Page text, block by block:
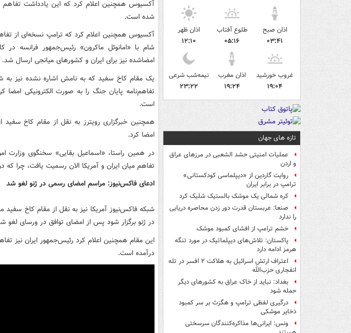
اذان صبح
۰۳:۴۱
طلوع آفتاب
۰۵:۱۶
اذان ظهر
۱۲:۱۰
غروب خورشید
۱۹:۰۴
اذان مغرب
۱۹:۲۴
نیمه‌شب شرعی
۲۳:۲۲
تازه های جهان
عملیات امنیتی حشد الشعبی در مرزهای عراق
و اردن
روایت گاردین از «دیپلماسی کودکستانی»
ترامپ در برابر ایران
کره شمالی یک موشک بالستیک شلیک کرد
صنعا: عربستان قدرت دور زدن محاصره دریایی
را ندارد
خشم ترامپ از افشای کمبود موشک
پاکستان: تلاش‌های دیپلماتیک در مورد تنگه
هرمز ادامه دارد
اعتراف ارتش اسرائیل به هلاکت ۲ افسر در تله
انفجاری حزب‌الله
بغداد: نباید از خاک عراق به کشورهای دیگر
حمله شود
درگیری لفظی ترامپ و هگزث بر سر کمبود
ذخایر موشکی
ونس: ایرانی‌ها مذاکره‌کنندگان سرسختی
آکسیوس همچنین اعلام کرد که این یادداشت تفاهم
شده است.
آکسیوس همچنین اعلام کرد که ترامپ نسخه‌ای از
شام با «امانوئل ماکرون» رئیس‌جمهور فرانسه در
امضاشده نیز برای ایران و کشورهای میانجی ارسال شد.
یک مقام کاخ سفید که به نامش اشاره نشده نیز به
تفاهم‌نامه پایان جنگ را به صورت الکترونیکی امضا
است.
همچنین خبرگزاری رویترز به نقل از مقام کاخ سفید
امضا کرد.
در همین راستا، «اسماعیل بقایی» سخنگوی وزارت
تفاهم میان ایران و آمریکا الان رسمیت یافت، چرا که
ادعای فاکس‌نیوز: مراسم امضای رسمی در ژنو لغو شد
شبکه فاکس‌نیوز آمریکا نیز به نقل از مقام کاخ
در ژنو برگزار شود پس از امضای توافق در ورسای لغو
این مقام همچنین اعلام کرد رئیس‌جمهور ایران نیز
درآمده است.